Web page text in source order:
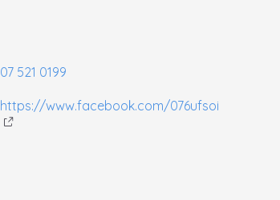
07 521 0199
https://www.facebook.com/076ufsoi